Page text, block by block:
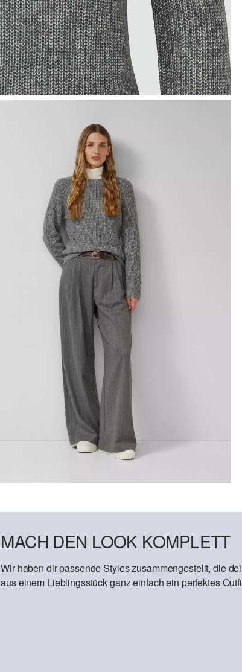
MACH DEN LOOK KOMPLETT
Wir haben dir passende Styles zusammengestellt, die
aus einem Lieblingsstück ganz einfach ein perfektes